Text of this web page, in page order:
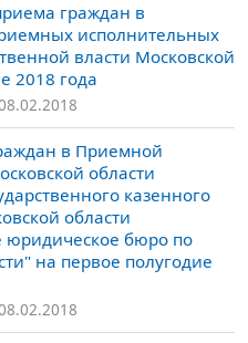
граждан в
исполнительных
власти Московской
2018 года
в Приемной
области
казенного
области
юридическое бюро по
на первое полугодие